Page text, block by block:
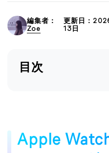
編集者：
Zoe
更新日：
13日
目次
Apple